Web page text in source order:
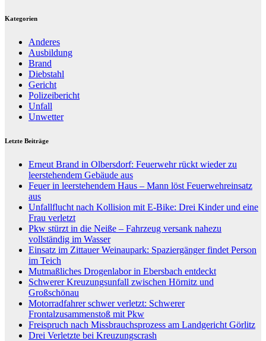
Kategorien
Anderes
Ausbildung
Brand
Diebstahl
Gericht
Polizeibericht
Unfall
Unwetter
Letzte Beiträge
Erneut Brand in Olbersdorf: Feuerwehr rückt wieder zu
leerstehendem Gebäude aus
Feuer in leerstehendem Haus – Mann löst Feuerwehreinsatz
aus
Unfallflucht nach Kollision mit E-Bike: Drei Kinder und eine
Frau verletzt
Pkw stürzt in die Neiße – Fahrzeug versank nahezu
vollständig im Wasser
Einsatz im Zittauer Weinaupark: Spaziergänger findet Person
im Teich
Mutmaßliches Drogenlabor in Ebersbach entdeckt
Schwerer Kreuzungsunfall zwischen Hörnitz und
Großschönau
Motorradfahrer schwer verletzt: Schwerer
Frontalzusammenstoß mit Pkw
Freispruch nach Missbrauchsprozess am Landgericht Görlitz
Drei Verletzte bei Kreuzungscrash